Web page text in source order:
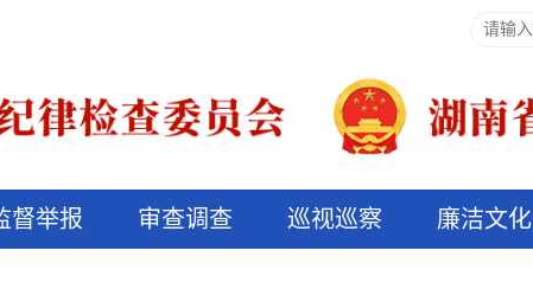
督举报 审查调查 巡视巡察 廉洁文化